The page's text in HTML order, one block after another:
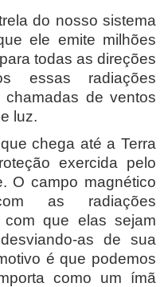
do nosso sistema
ele emite milhões
todas as direções
essas radiações
chamadas de ventos
luz.
chega até a Terra
exercida pelo
O campo magnético
as radiações
com que elas sejam
as de sua
é que podemos
como um ímã